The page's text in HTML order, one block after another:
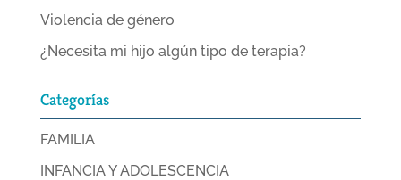
Violencia de género
¿Necesita mi hijo algún tipo de terapia?
Categorías
FAMILIA
INFANCIA Y ADOLESCENCIA